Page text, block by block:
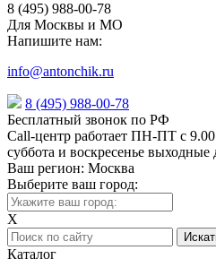
8 (495) 988-00-78
Для Москвы и МО
Напишите нам:
info@antonchik.ru
8 (495) 988-00-78
Бесплатный звонок по РФ
Call-центр работает ПН-ПТ с
суббота и воскресенье выходные
Ваш регион: Москва
Выберите ваш город:
X
Каталог